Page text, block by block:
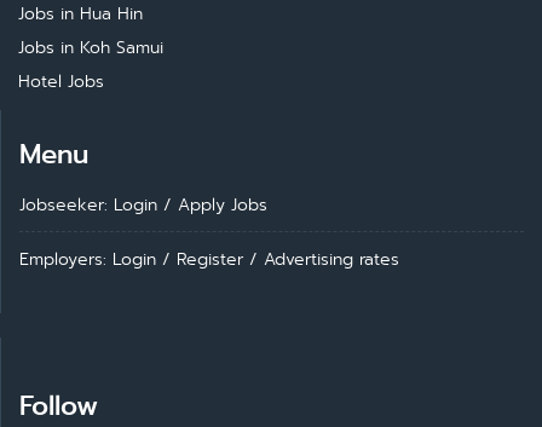
Jobs in Hua Hin
Jobs in Koh Samui
Hotel Jobs
Menu
Jobseeker: Login / Apply Jobs
Employers: Login / Register / Advertising rates
Follow